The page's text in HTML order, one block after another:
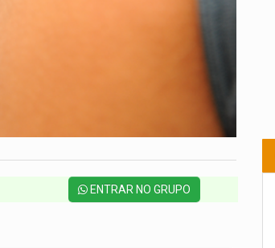
ENTRAR NO GRUPO